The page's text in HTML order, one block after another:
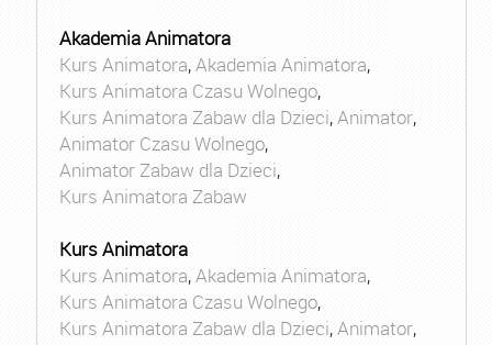
Akademia Animatora
Kurs Animatora,Akademia Animatora,
Kurs Animatora Czasu Wolnego,
Kurs Animatora Zabaw dla Dzieci,Animator,
Animator Czasu Wolnego,
Animator Zabaw dla Dzieci,
Kurs Animatora Zabaw
Kurs Animatora
Kurs Animatora,Akademia Animatora,
Kurs Animatora Czasu Wolnego,
Kurs Animatora Zabaw dla Dzieci,Animator,